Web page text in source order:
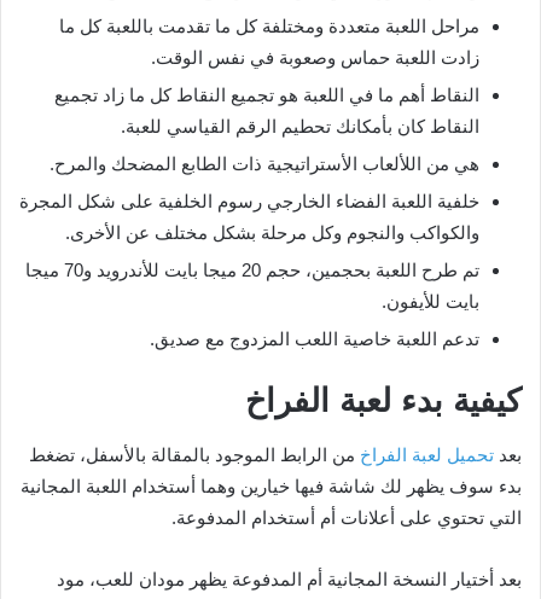
مراحل اللعبة متعددة ومختلفة كل ما تقدمت باللعبة كل ما
زادت اللعبة حماس وصعوبة في نفس الوقت.
النقاط أهم ما في اللعبة هو تجميع النقاط كل ما زاد تجميع
النقاط كان بأمكانك تحطيم الرقم القياسي للعبة.
هي من اللألعاب الأستراتيجية ذات الطابع المضحك والمرح.
خلفية اللعبة الفضاء الخارجي رسوم الخلفية على شكل المجرة
والكواكب والنجوم وكل مرحلة بشكل مختلف عن الأخرى.
تم طرح اللعبة بحجمين، حجم 20 ميجا بايت للأندرويد و70 ميجا
بايت للأيفون.
تدعم اللعبة خاصية اللعب المزدوج مع صديق.
كيفية بدء لعبة الفراخ
بعد تحميل لعبة الفراخ من الرابط الموجود بالمقالة بالأسفل، تضغط
بدء سوف يظهر لك شاشة فيها خيارين وهما أستخدام اللعبة المجانية
التي تحتوي على أعلانات أم أستخدام المدفوعة.
بعد أختيار النسخة المجانية أم المدفوعة يظهر مودان للعب، مود